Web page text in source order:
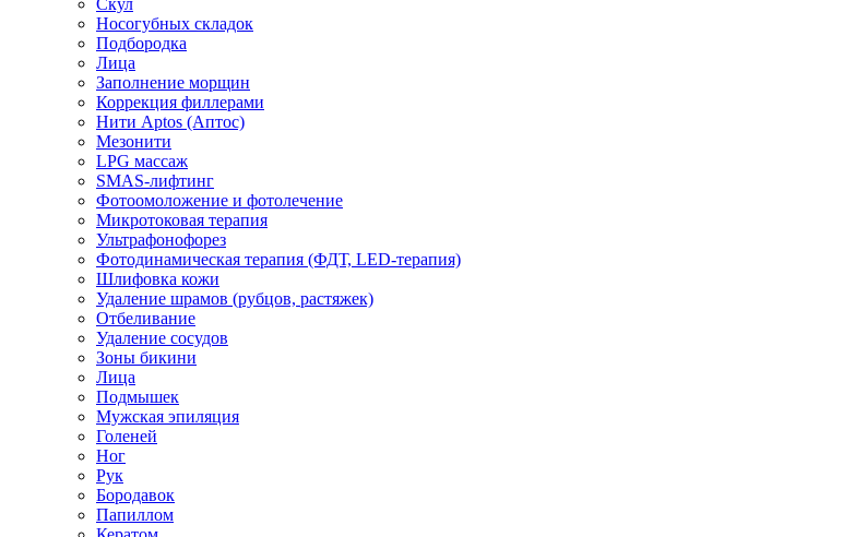
Скул
Носогубных складок
Подбородка
Лица
Заполнение морщин
Коррекция филлерами
Нити Aptos (Аптос)
Мезонити
LPG массаж
SMAS-лифтинг
Фотоомоложение и фотолечение
Микротоковая терапия
Ультрафонофорез
Фотодинамическая терапия (ФДТ, LED-терапия)
Шлифовка кожи
Удаление шрамов (рубцов, растяжек)
Отбеливание
Удаление сосудов
Зоны бикини
Лица
Подмышек
Мужская эпиляция
Голеней
Ног
Рук
Бородавок
Папиллом